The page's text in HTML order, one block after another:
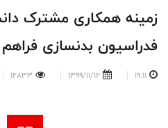
-
زمینه همکاری مشترک
فدراسیون بدنسازی
19:11
1399/11/12
12833